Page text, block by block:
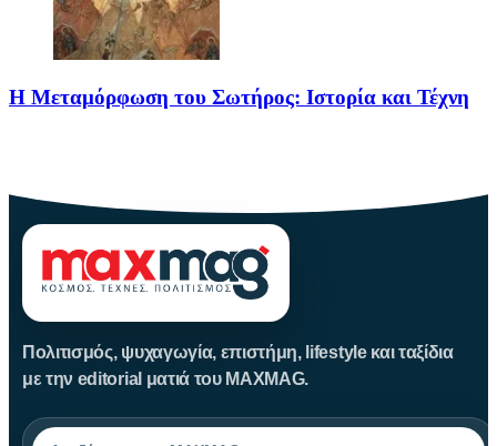
Η Μεταμόρφωση του Σωτήρος: Ιστορία και Τέχνη
Πολιτισμός, ψυχαγωγία, επιστήμη, lifestyle και ταξίδια
με την editorial ματιά του MAXMAG.
Αναζήτηση